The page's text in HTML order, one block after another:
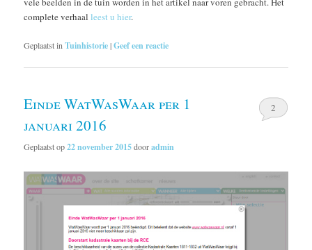
complete verhaalleest u hier.
Geplaatst inTuinhistorie|Geef een reactie
Einde WatWasWaar per 1
januari 2016
Geplaatst op22 november 2015dooradmin
2